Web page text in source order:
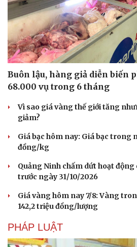
Văn hóa
Giải
Buôn lậu, hàng giả diễn biến
68.000 vụ trong 6 tháng
Vì sao giá vàng thế giới tăng
giảm?
Giá bạc hôm nay: Giá bạc trong
đồng/kg
Quảng Ninh chấm dứt hoạt động
trước ngày 31/10/2026
Giá vàng hôm nay 7/8: Vàng
142,2 triệu đồng/lượng
PHÁP LUẬT